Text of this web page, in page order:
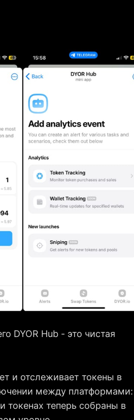
DYOR Hub - это чистая
и отслеживает токены в
между платформами:
токенах теперь собраны в